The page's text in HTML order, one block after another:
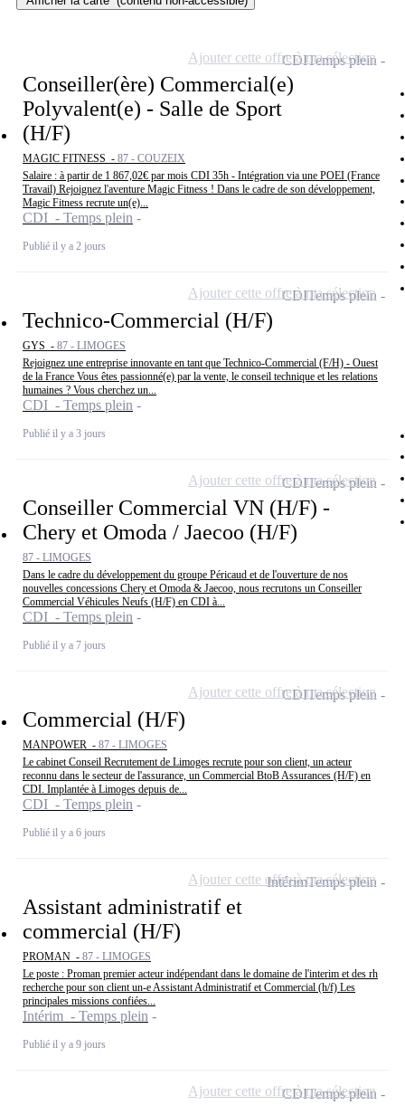
Conseiller(ère) Commercial(e)
Polyvalent(e) - Salle de Sport
(H/F)
MAGIC FITNESS - 87 - COUZEIX
Salaire : à partir de 1 867,02€ par mois CDI 35h - Intégration via une POEI (France
Travail) Rejoignez l'aventure Magic Fitness ! Dans le cadre de son développement,
Magic Fitness recrute un(e)...
CDI - Temps plein
Publié il y a 2 jours
CDITemps plein
Ajouter cette offre à ma sélection
Technico-Commercial (H/F)
GYS - 87 - LIMOGES
Rejoignez une entreprise innovante en tant que Technico-Commercial (F/H) - Ouest
de la France Vous êtes passionné(e) par la vente, le conseil technique et les relations
humaines ? Vous cherchez un...
CDI - Temps plein
Publié il y a 3 jours
CDITemps plein
Ajouter cette offre à ma sélection
Conseiller Commercial VN (H/F) -
Chery et Omoda / Jaecoo (H/F)
87 - LIMOGES
Dans le cadre du développement du groupe Péricaud et de l'ouverture de nos
nouvelles concessions Chery et Omoda & Jaecoo, nous recrutons un Conseiller
Commercial Véhicules Neufs (H/F) en CDI à...
CDI - Temps plein
Publié il y a 7 jours
CDITemps plein
Ajouter cette offre à ma sélection
Commercial (H/F)
MANPOWER - 87 - LIMOGES
Le cabinet Conseil Recrutement de Limoges recrute pour son client, un acteur
reconnu dans le secteur de l'assurance, un Commercial BtoB Assurances (H/F) en
CDI. Implantée à Limoges depuis de...
CDI - Temps plein
Publié il y a 6 jours
CDITemps plein
Ajouter cette offre à ma sélection
Assistant administratif et
commercial (H/F)
PROMAN - 87 - LIMOGES
Le poste : Proman premier acteur indépendant dans le domaine de l'interim et des rh
recherche pour son client un-e Assistant Administratif et Commercial (h/f) Les
principales missions confiées...
Intérim - Temps plein
Publié il y a 9 jours
IntérimTemps plein
Ajouter cette offre à ma sélection
CDITemps plein
Ajouter cette offre à ma sélection